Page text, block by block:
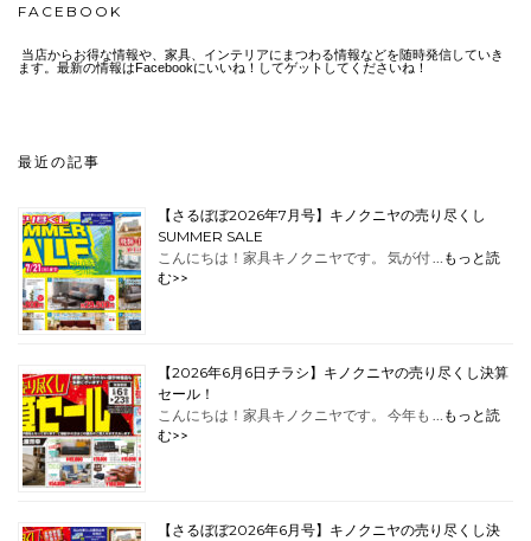
FACEBOOK
当店からお得な情報や、家具、インテリアにまつわる情報などを随時発信していき
ます。最新の情報はFacebookにいいね！してゲットしてくださいね！
最近の記事
【さるぼぼ2026年7月号】キノクニヤの売り尽くし
SUMMER SALE
こんにちは！家具キノクニヤです。 気が付 … もっと読
む>>
【2026年6月6日チラシ】キノクニヤの売り尽くし決算
セール！
こんにちは！家具キノクニヤです。 今年も … もっと読
む>>
【さるぼぼ2026年6月号】キノクニヤの売り尽くし決